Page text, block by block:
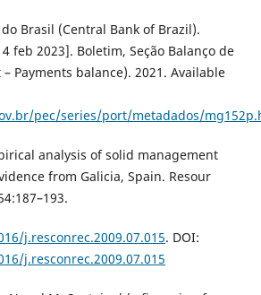
Brasil (Central Bank of Brazil).
feb 2023]. Boletim, Seção Balanço de
Payments balance). 2021. Available
pec/series/port/metadados/
analysis of solid management
from Galicia, Spain. Resour
j.resconrec.2009.07.015. DOI:
j.resconrec.2009.07.015